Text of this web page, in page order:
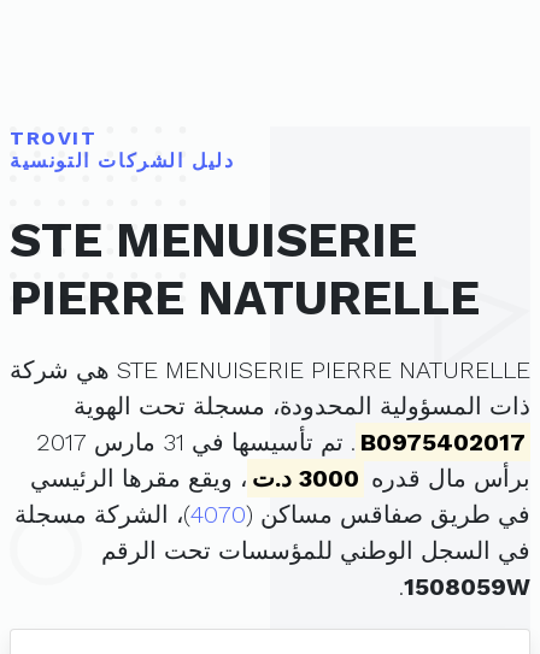
TROVIT
دليل الشركات التونسية
STE MENUISERIE
PIERRE NATURELLE
STE MENUISERIE PIERRE NATURELLE هي شركة
ذات المسؤولية المحدودة، مسجلة تحت الهوية
B0975402017
. تم تأسيسها في 31 مارس 2017
برأس مال قدره 3000 د.ت
، ويقع مقرها الرئيسي
في طريق صفاقس مساكن (4070)، الشركة مسجلة
في السجل الوطني للمؤسسات تحت الرقم
1508059W
.